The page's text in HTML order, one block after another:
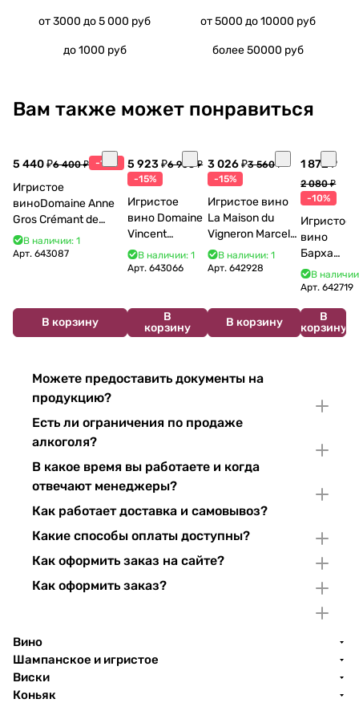
от 3000 до 5 000 руб от 5000 до 10000 руб
до 1000 руб более 50000 руб
Вам также может понравиться
5 440 ₽6 400 ₽ -15%
Игристое
виноDomaine Anne
Gros Crémant de
Bourgogne La Fun en
Bulles Chardonnay et
В наличии: 1
Арт. 643087
В корзину
5 923 ₽6 968 ₽
-15%
Игристое
вино Domaine
Vincent
Bouzereau
Crémant de
В наличии: 1
Арт.643066
В
корзину
3 026 ₽3 560 ₽
-15%
Игристое вино
La Maison du
Vigneron Marcel
Cabelier Cremant
du Jura
В наличии: 1
Арт. 642928
В корзину
1 872 ₽
2 080 ₽
-10%
Игристое
вино
Бархат
Остров
2025
В
Арт.642719
В
корзину
Можете предоставить документы на
продукцию?
Есть ли ограничения по продаже
алкоголя?
В какое время вы работаете и когда
отвечают менеджеры?
Как работает доставка и самовывоз?
Какие способы оплаты доступны?
Как оформить заказ на сайте?
Как оформить заказ?
Вино
Шампанское и игристое
Виски
Коньяк